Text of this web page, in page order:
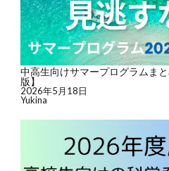
中高生向けサマープログラムま
版】
2026年5月18日
Yukina